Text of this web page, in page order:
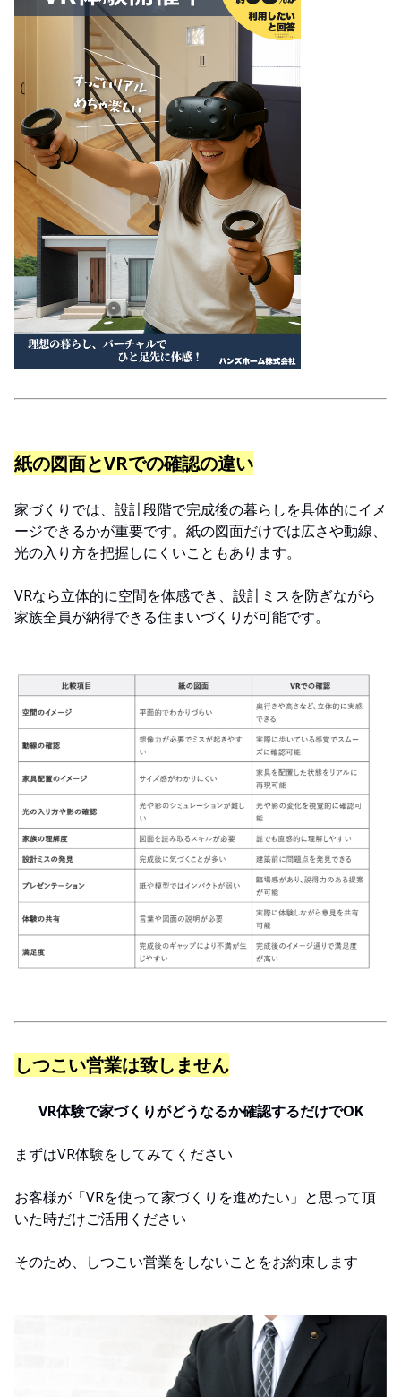
紙の図面とVRでの確認の違い
家づくりでは、設計段階で完成後の暮らしを具体的にイメ
ージできるかが重要です。紙の図面だけでは広さや動線、
光の入り方を把握しにくいこともあります。
VRなら立体的に空間を体感でき、設計ミスを防ぎながら
家族全員が納得できる住まいづくりが可能です。
しつこい営業は致しません
VR体験で家づくりがどうなるか確認するだけでOK
まずはVR体験をしてみてください
お客様が「VRを使って家づくりを進めたい」と思って頂
いた時だけご活用ください
そのため、しつこい営業をしないことをお約束します